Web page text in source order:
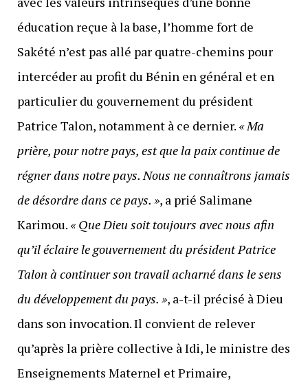
éducation reçue à la base, l’homme fort de
Sakété n’est pas allé par quatre-chemins pour
intercéder au profit du Bénin en général et en
particulier du gouvernement du président
Patrice Talon, notamment à ce dernier. « Ma
prière, pour notre pays, est que la paix continue de
régner dans notre pays. Nous ne connaîtrons jamais
de désordre dans ce pays. », a prié Salimane
Karimou. « Que Dieu soit toujours avec nous afin
qu’il éclaire le gouvernement du président Patrice
Talon à continuer son travail acharné dans le sens
du développement du pays. », a-t-il précisé à Dieu
dans son invocation. Il convient de relever
qu’après la prière collective à Idi, le ministre des
Enseignements Maternel et Primaire,